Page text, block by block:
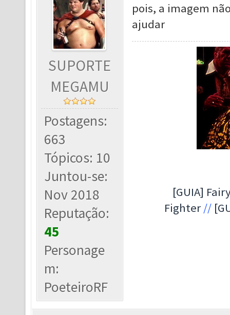
SUPORTE
MEGAMU
Postagens:
663
Tópicos: 10
Juntou-se:
Nov 2018
Reputação:
45
Personage
m:
PoeteiroRF
pois, a imagem
ajudar
[GUIA]
Fighter //